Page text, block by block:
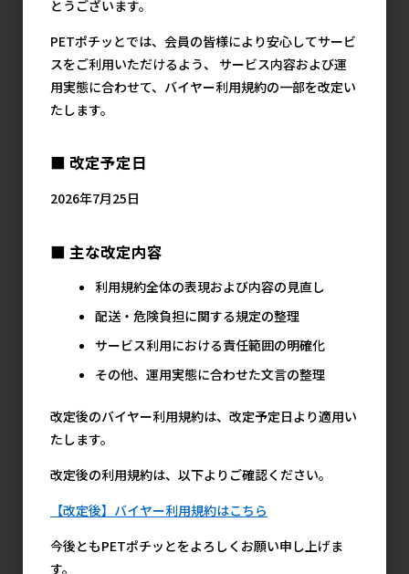
2000SB ※メーカー
発注単位・最低ご購
入金額にご注意下さ
参考上代 1,934円
発注単位・最低ご購
入金額にご注意下さ
い
参考上代
1,467円
発注単位・最低ご購
入金額にご注意下さ
い
参考上代 1,179円
送：小動物・観賞
オ-N 280g(140g×2
袋) ※メーカー直送
額にご注意下さい
参考上代
送：小動物・観賞
魚)］金魚の砂利 ナ
チュラルミックス
1kg ※メーカー直送
額にご注意下さい
送：小動物・観賞
魚)］ロカボーイミ
ニ 交換ろか材 Mi-1
2個入り ※メーカー
入金額にご注意下さ
参考上代
とうございます。
PETポチッとでは、会員の皆様により安心してサービ
スをご利用いただけるよう、 サービス内容および運
用実態に合わせて、バイヤー利用規約の一部を改定い
たします。
■ 改定予定日
2026年7月25日
■ 主な改定内容
利用規約全体の表現および内容の見直し
配送・危険負担に関する規定の整理
サービス利用における責任範囲の明確化
その他、運用実態に合わせた文言の整理
改定後のバイヤー利用規約は、改定予定日より適用い
たします。
改定後の利用規約は、以下よりご確認ください。
【改定後】バイヤー利用規約はこちら
今後ともPETポチッとをよろしくお願い申し上げま
す。